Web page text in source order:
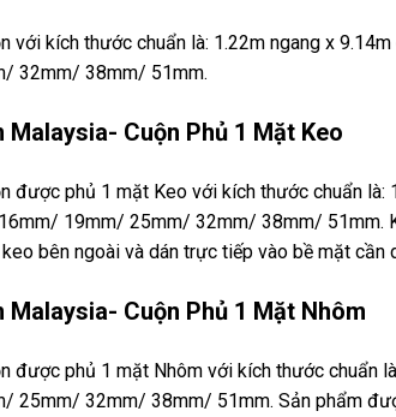
với kích thước chuẩn là: 1.22m ngang x
32mm/ 38mm/ 51mm.
Cuộn Phủ 1 Mặt Keo
được phủ 1 mặt Keo với kích thước chuẩn là:
19mm/ 25mm/ 32mm/ 38mm/ 51mm.
bên ngoài và dán trực tiếp vào bề mặt cần
Malaysia- Cuộn Phủ 1 Mặt Nhôm
được phủ 1 mặt Nhôm với kích thước chuẩn
25mm/ 32mm/ 38mm/ 51mm. Sản phẩm